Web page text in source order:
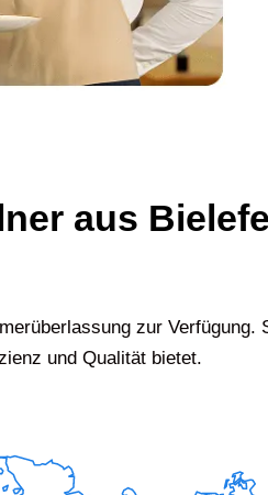
aus
zur Verfügung.
und Qualität bietet.